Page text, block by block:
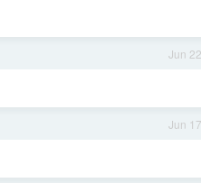
Jun 22
Jun 17